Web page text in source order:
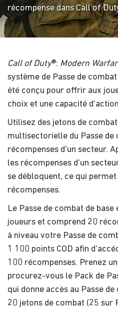
récompense dans Call of
Call of Duty®: Modern
système de Passe de
été conçu pour offrir aux
choix et une capacité
Utilisez des jetons de
multisectorielle du Passe
récompenses d'un secteur.
les récompenses d'un
se débloquent, ce qui
récompenses.
Le Passe de combat de
joueurs et comprend 20
à niveau votre Passe de
1 100 points COD afin
100 récompenses. Prenez
procurez-vous le Pack de
qui donne accès au Passe
20 jetons de combat (25 sur